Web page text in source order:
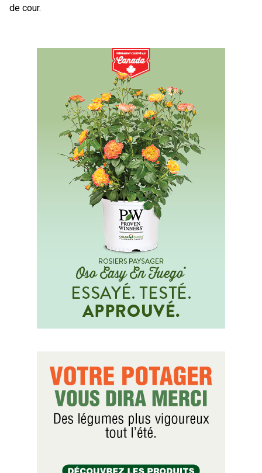
de cour.